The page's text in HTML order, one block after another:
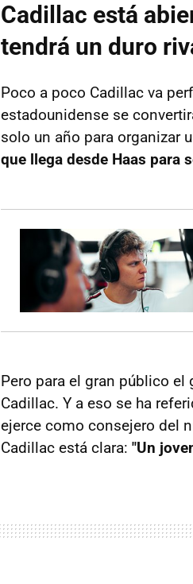
Cadillac está
tendrá un duro
Poco a poco Cadillac va
estadounidense se
solo un año para organizar
que llega desde Haas para
Pero para el gran público
Cadillac. Y a eso se ha
ejerce como consejero del
Cadillac está clara: "Un